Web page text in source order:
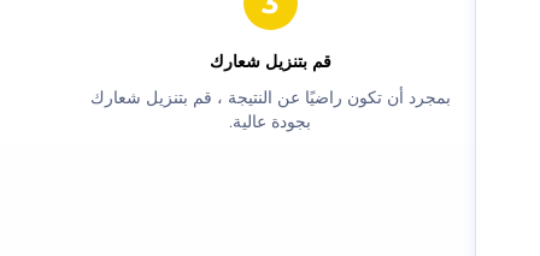
‫قم بتنزيل شعارك‬
‫بمجرد أن تكون راضيًا عن النتيجة ، قم بتنزيل شعارك
بجودة عالية.‬